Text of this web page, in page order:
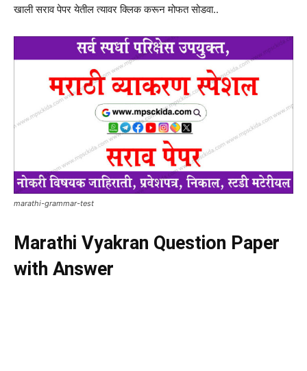
खाली सराव पेपर येतील त्यावर क्लिक करून मोफत सोडवा..
marathi-grammar-test
Marathi Vyakran Question Paper
with Answer